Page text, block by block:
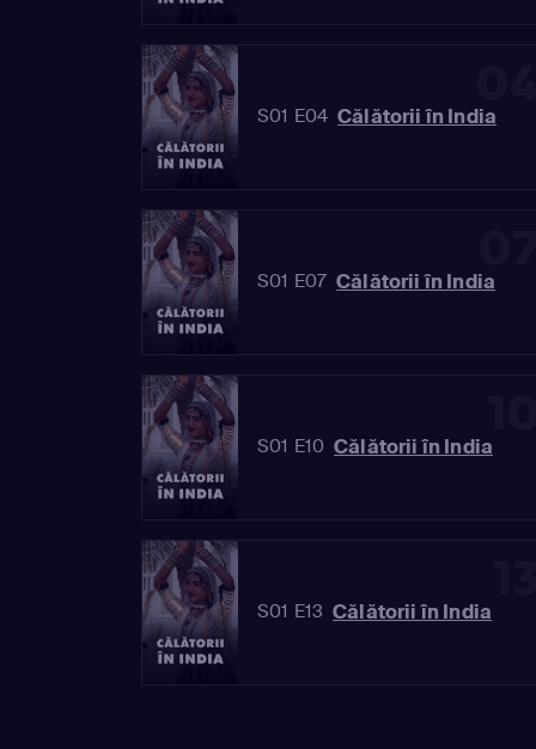
S01 E04 Călătorii în India
S01 E07 Călătorii în India
S01 E10 Călătorii în India
S01 E13 Călătorii în India